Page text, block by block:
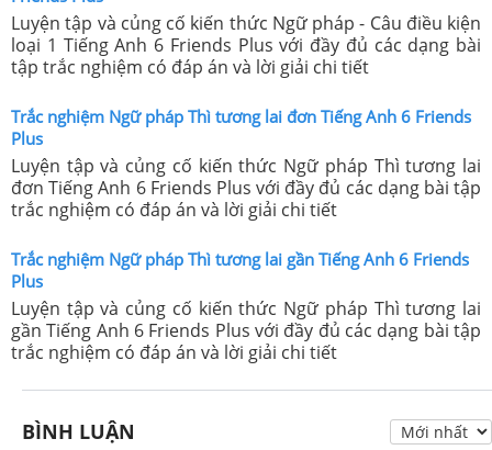
Luyện tập và củng cố kiến thức Ngữ pháp - Câu điều kiện
loại 1 Tiếng Anh 6 Friends Plus với đầy đủ các dạng bài
tập trắc nghiệm có đáp án và lời giải chi tiết
Trắc nghiệm Ngữ pháp Thì tương lai đơn Tiếng Anh 6 Friends
Plus
Luyện tập và củng cố kiến thức Ngữ pháp Thì tương lai
đơn Tiếng Anh 6 Friends Plus với đầy đủ các dạng bài tập
trắc nghiệm có đáp án và lời giải chi tiết
Trắc nghiệm Ngữ pháp Thì tương lai gần Tiếng Anh 6 Friends
Plus
Luyện tập và củng cố kiến thức Ngữ pháp Thì tương lai
gần Tiếng Anh 6 Friends Plus với đầy đủ các dạng bài tập
trắc nghiệm có đáp án và lời giải chi tiết
BÌNH LUẬN